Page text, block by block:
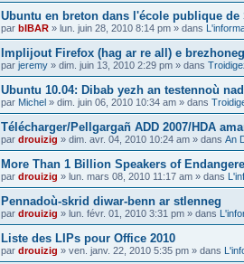
Ubuntu en breton dans l'école publique de
par bIBAR » lun. juin 28, 2010 8:14 pm » dans
Implijout Firefox (hag ar re all) e
par jeremy » dim. juin 13, 2010 2:29 pm » dans
Ubuntu 10.04: Dibab yezh an testennoù
par Michel » dim. juin 06, 2010 10:34 am » dans
Télécharger/Pellgargañ ADD 2007/HDA
par drouizig » dim. avr. 04, 2010 10:24 am » dans An
More Than 1 Billion Speakers of
par drouizig » lun. mars 08, 2010 11:17 am » dans
Pennadoù-skrid diwar-benn ar stlenneg
par drouizig » lun. févr. 01, 2010 3:31 pm » dans
Liste des LIPs pour Office 2010
par drouizig » ven. janv. 22, 2010 5:35 pm » dans